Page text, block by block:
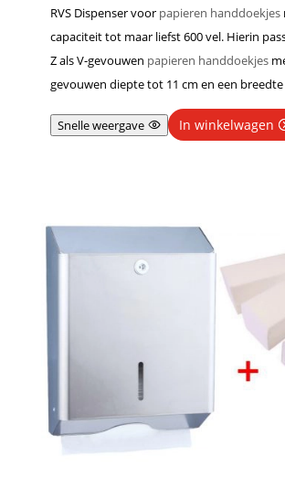
RVS Dispenser voor papieren handdoekjes
capaciteit tot maar liefst 600 vel. Hierin
Z als V-gevouwen papieren handdoekjes
gevouwen diepte tot 11 cm en een
Snelle weergave In winkelwagen